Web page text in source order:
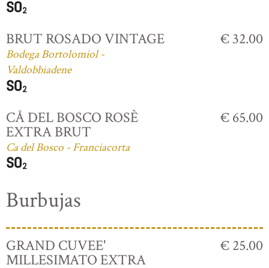
BRUT ROSADO VINTAGE
Bodega Bortolomiol -
Valdobbiadene
€ 32.00
CÅ DEL BOSCO ROSÈ
EXTRA BRUT
Ca del Bosco - Franciacorta
€ 65.00
Burbujas
GRAND CUVEE'
MILLESIMATO EXTRA
€ 25.00